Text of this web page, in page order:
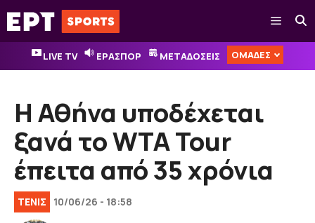
Μετάβαση
σε
περιεχόμενο
Μενού
LIVE TV ΕΡΑΣΠΟΡ ΜΕΤΑΔΟΣΕΙΣ ΟΜΑΔΕΣ
Η Αθήνα υποδέχεται
ξανά το WTA Tour
έπειτα από 35 χρόνια
ΤΕΝΙΣ 10/06/26 - 18:58